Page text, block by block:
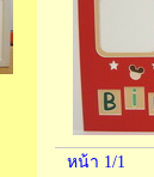
หน้า 1/1